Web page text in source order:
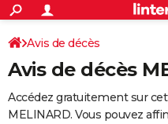
ACTUALITÉS
Politique
Société
Faits Divers
Education
Monde
Villes
+
SPORT
Coupe du monde 2026
Football
Tennis
Cyclisme
Rugby
Forum
Programme TV
TNT
Streaming
Cinéma
Sorties cinéma
Musique
+
FINANCE
Avis de décès
Avis de décès
Accédez gratuitement sur
MELINARD. Vous pouvez